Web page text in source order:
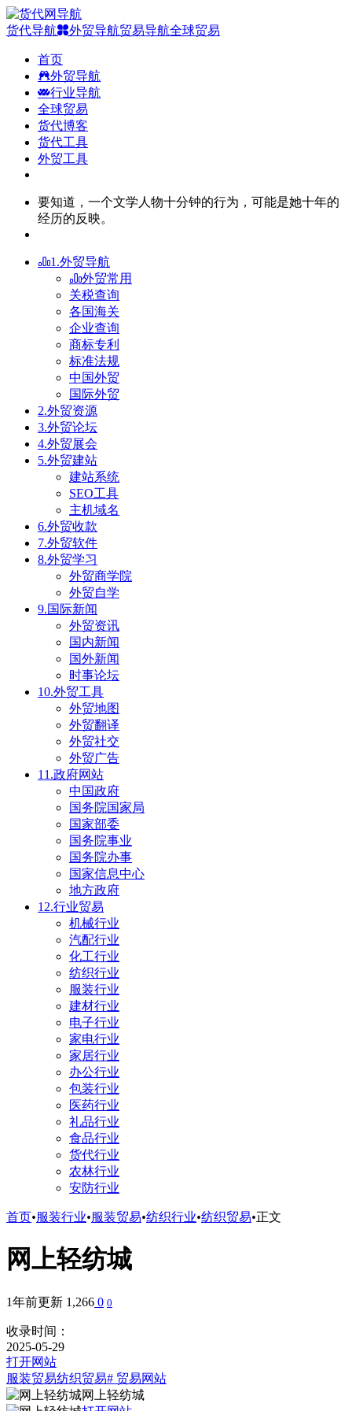
货代导航 外贸导航贸易导航全球贸易
首页
外贸导航
行业导航
全球贸易
货代博客
货代工具
外贸工具
要知道，一个文学人物十分钟的行为，可能是她十年的
经历的反映。
1.外贸导航
外贸常用
关税查询
各国海关
企业查询
商标专利
标准法规
中国外贸
国际外贸
2.外贸资源
3.外贸论坛
4.外贸展会
5.外贸建站
建站系统
SEO工具
主机域名
6.外贸收款
7.外贸软件
8.外贸学习
外贸商学院
外贸自学
9.国际新闻
外贸资讯
国内新闻
国外新闻
时事论坛
10.外贸工具
外贸地图
外贸翻译
外贸社交
外贸广告
11.政府网站
中国政府
国务院国家局
国家部委
国务院事业
国务院办事
国家信息中心
地方政府
12.行业贸易
机械行业
汽配行业
化工行业
纺织行业
服装行业
建材行业
电子行业
家电行业
家居行业
办公行业
包装行业
医药行业
礼品行业
食品行业
货代行业
农林行业
安防行业
首页•服装行业•服装贸易•纺织行业•纺织贸易•正文
网上轻纺城
1年前更新 1,266 0 0
收录时间：
2025-05-29
打开网站
服装贸易纺织贸易# 贸易网站
网上轻纺城